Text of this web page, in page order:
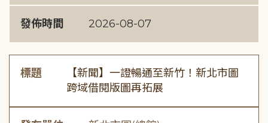
發佈時間 2026-08-07
標題
【新聞】一證暢通至新竹！新北市圖
跨域借閱版圖再拓展